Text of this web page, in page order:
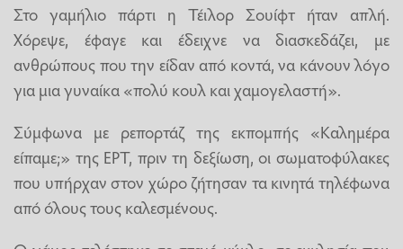
Στο γαμήλιο πάρτι η Τέιλορ Σουίφτ ήταν απλή.
Χόρεψε, έφαγε και έδειχνε να διασκεδάζει, με
ανθρώπους που την είδαν από κοντά, να κάνουν λόγο
για μια γυναίκα «πολύ κουλ και χαμογελαστή».
Σύμφωνα με ρεπορτάζ της εκπομπής «Καλημέρα
είπαμε;» της ΕΡΤ, πριν τη δεξίωση, οι σωματοφύλακες
που υπήρχαν στον χώρο ζήτησαν τα κινητά τηλέφωνα
από όλους τους καλεσμένους.